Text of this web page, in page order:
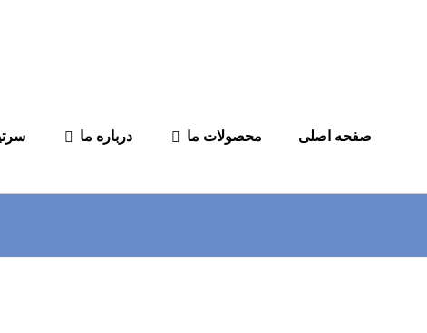
صفحه اصلی محصولات ما درباره ما